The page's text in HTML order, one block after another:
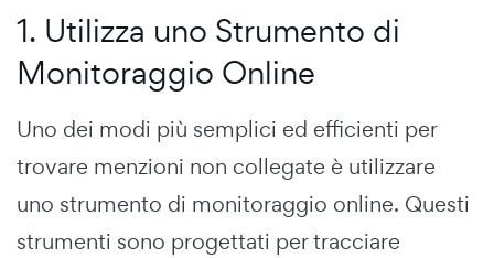
1. Utilizza uno Strumento di
Monitoraggio Online
Uno dei modi più semplici ed efficienti per
trovare menzioni non collegate è utilizzare
uno strumento di monitoraggio online. Questi
strumenti sono progettati per tracciare